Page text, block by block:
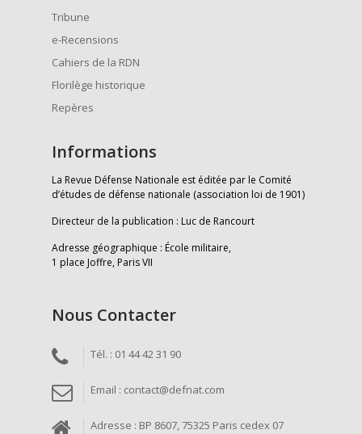
Tribune
e-Recensions
Cahiers de la RDN
Florilège historique
Repères
Informations
La Revue Défense Nationale est éditée par le Comité
d’études de défense nationale (association loi de 1901)
Directeur de la publication : Luc de Rancourt
Adresse géographique : École militaire,
1 place Joffre, Paris VII
Nous Contacter
Tél. : 01 44 42 31 90
Email : contact@defnat.com
Adresse : BP 8607, 75325 Paris cedex 07